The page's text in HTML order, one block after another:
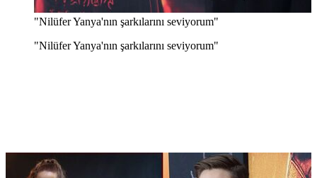
"Nilüfer Yanya'nın şarkılarını seviyorum"
"Nilüfer Yanya'nın şarkılarını seviyorum"